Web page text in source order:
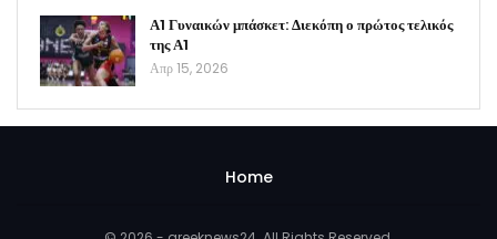
Α1 Γυναικών μπάσκετ: Διεκόπη ο πρώτος τελικός
της Α1
Απρ 15, 2026
Home